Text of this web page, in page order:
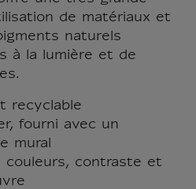
de matériaux et
naturels
à la lumière et de
recyclable
fourni avec un
mural
couleurs, contraste et